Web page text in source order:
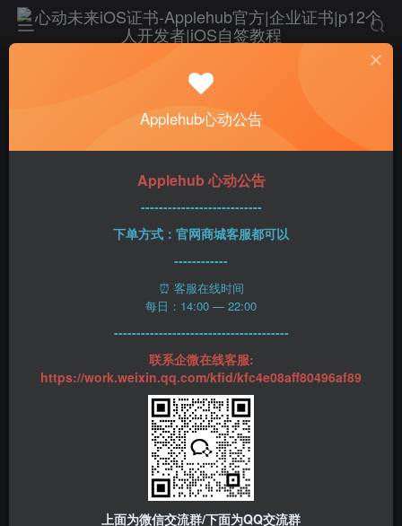
正文
lukai
一个可以随便涂鸦的笔记本，帮助你像用笔和纸一样轻
松捕捉想法，然后用你的手指重新排列组织它们。全功
能增强版，拥有全套扩展功能，支持全分辨率缩放
68元→免费→中文→付费限免
Applehub心动公告
Applehub 心动公告
---------------------------
下单方式：官网商城客服都可以
------------
⏰ 客服在线时间
每日：14:00 — 22:00
---------------------------------------
联系企微在线客服:
https://work.weixin.qq.com/kfid/kfc4e08aff80496af89
上面为微信交流群/下面为QQ交流群